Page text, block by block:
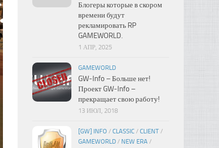
Блогеры которые в скором
времени будут
рекламировать RP
GAMEWORLD.
1 АПР, 2025
GAMEWORLD
GW-Info – Больше нет!
Проект GW-Info –
прекращает свою работу!
13 ИЮЛ, 2018
[GW] INFO / CLASSIC / CLIENT /
GAMEWORLD / NEW ERA /